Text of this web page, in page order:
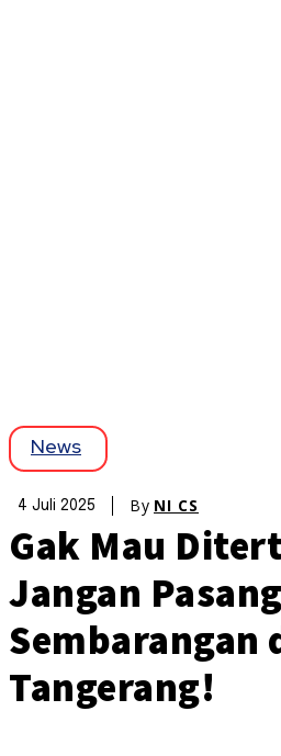
News
4 Juli 2025 By NI CS
Gak Mau
Jangan
Sembarangan
Tangerang!